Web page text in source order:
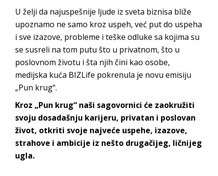
U želji da najuspešnije ljude iz sveta biznisa bliže
upoznamo ne samo kroz uspeh, već put do uspeha
i sve izazove, probleme i teške odluke sa kojima su
se susreli na tom putu što u privatnom, što u
poslovnom životu i šta njih čini kao osobe,
medijska kuća BIZLife pokrenula je novu emisiju
„Pun krug“.
Kroz „Pun krug“ naši sagovornici će zaokružiti
svoju dosadašnju karijeru, privatan i poslovan
život, otkriti svoje najveće uspehe, izazove,
strahove i ambicije iz nešto drugačijeg, ličnijeg
ugla.